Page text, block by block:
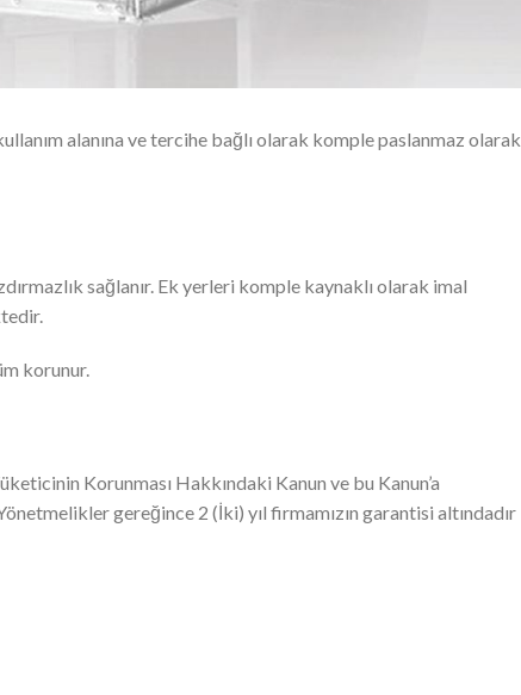
alanına ve tercihe bağlı olarak komple paslanmaz olarak
sağlanır. Ek yerleri komple kaynaklı olarak imal
korunur.
Korunması Hakkındaki Kanun ve bu Kanun’a
gereğince 2 (İki) yıl firmamızın garantisi altındadır